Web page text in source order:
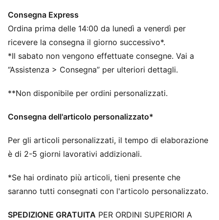
Consegna Express
Ordina prima delle 14:00 da lunedì a venerdì per
ricevere la consegna il giorno successivo*.
*Il sabato non vengono effettuate consegne. Vai a
“Assistenza > Consegna” per ulteriori dettagli.
**Non disponibile per ordini personalizzati.
Consegna dell'articolo personalizzato*
Per gli articoli personalizzati, il tempo di elaborazione
è di 2-5 giorni lavorativi addizionali.
*Se hai ordinato più articoli, tieni presente che
saranno tutti consegnati con l'articolo personalizzato.
SPEDIZIONE GRATUITA PER ORDINI SUPERIORI A